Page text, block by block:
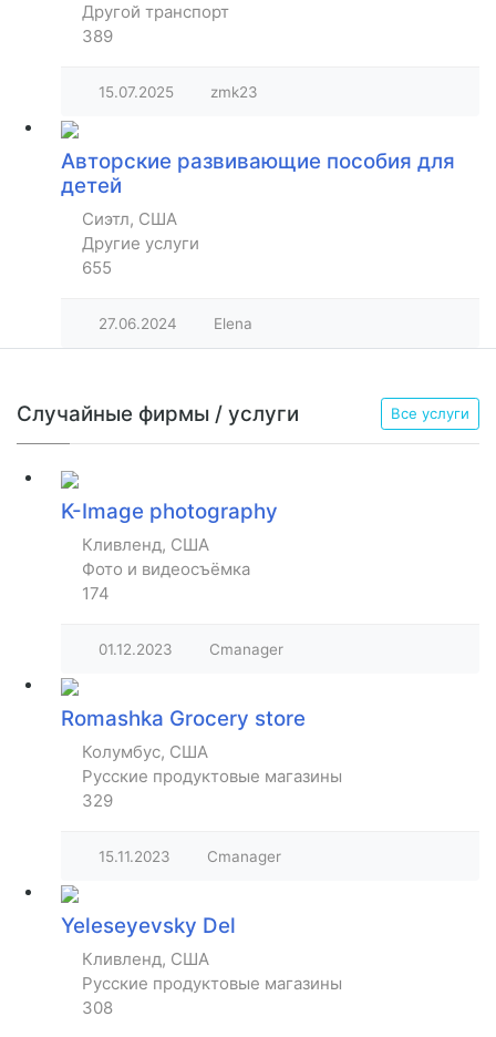
Другой транспорт
389
15.07.2025 zmk23
Авторские развивающие пособия для
детей
Сиэтл, США
Другие услуги
655
27.06.2024 Elena
Случайные фирмы / услуги Все услуги
K-Image photography
Кливленд, США
Фото и видеосъёмка
174
01.12.2023 Cmanager
Romashka Grocery store
Колумбус, США
Русские продуктовые магазины
329
15.11.2023 Cmanager
Yeleseyevsky Del
Кливленд, США
Русские продуктовые магазины
308